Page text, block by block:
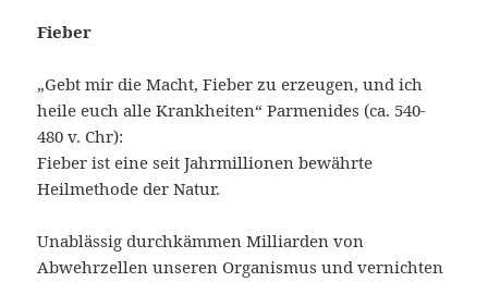
Fieber
„Gebt mir die Macht, Fieber zu erzeugen, und ich
heile euch alle Krankheiten“ Parmenides (ca. 540-
480 v. Chr):
Fieber ist eine seit Jahrmillionen bewährte
Heilmethode der Natur.
Unablässig durchkämmen Milliarden von
Abwehrzellen unseren Organismus und vernichten